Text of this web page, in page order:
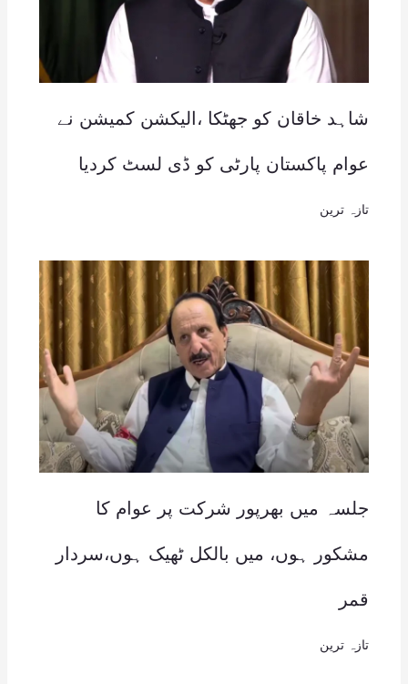
شاہد خاقان کو جھٹکا ،الیکشن کمیشن نے
عوام پاکستان پارٹی کو ڈی لسٹ کردیا
تازہ ترین
جلسہ میں بھرپور شرکت پر عوام کا
مشکور ہوں، میں بالکل ٹھیک ہوں،سردار
قمر
تازہ ترین